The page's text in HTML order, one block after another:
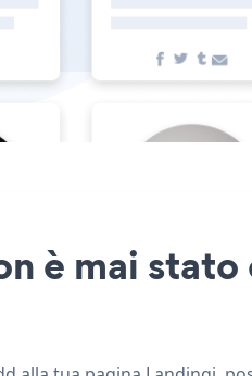
è mai stato